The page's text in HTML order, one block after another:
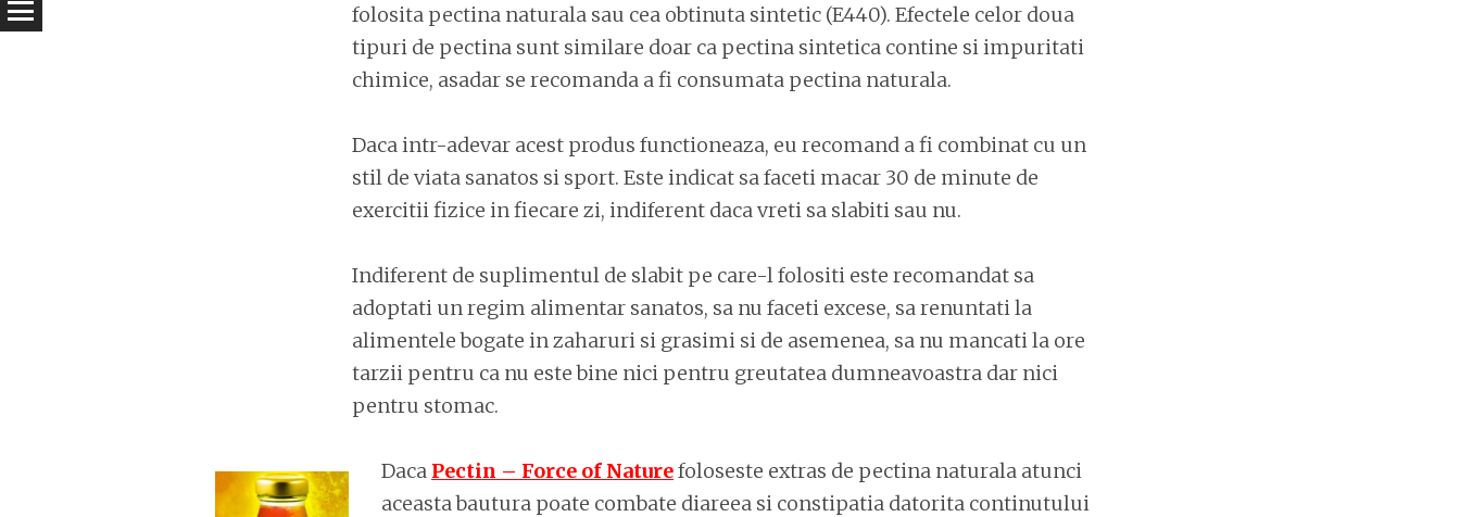
folosita pectina naturala sau cea obtinuta sintetic (E440). Efectele celor doua
tipuri de pectina sunt similare doar ca pectina sintetica contine si impuritati
chimice, asadar se recomanda a fi consumata pectina naturala.
Daca intr-adevar acest produs functioneaza, eu recomand a fi combinat cu un
stil de viata sanatos si sport. Este indicat sa faceti macar 30 de minute de
exercitii fizice in fiecare zi, indiferent daca vreti sa slabiti sau nu.
Indiferent de suplimentul de slabit pe care-l folositi este recomandat sa
adoptati un regim alimentar sanatos, sa nu faceti excese, sa renuntati la
alimentele bogate in zaharuri si grasimi si de asemenea, sa nu mancati la ore
tarzii pentru ca nu este bine nici pentru greutatea dumneavoastra dar nici
pentru stomac.
Daca Pectin – Force of Naturefoloseste extras de pectina naturala atunci
aceasta bautura poate combate diareea si constipatia datorita continutului